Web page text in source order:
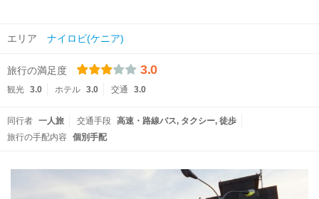
エリア ナイロビ(ケニア)
旅行の満足度 3.0
観光 3.0 ホテル 3.0 交通 3.0
同行者 一人旅 交通手段 高速・路線バス タクシー 徒歩
旅行の手配内容
個別手配